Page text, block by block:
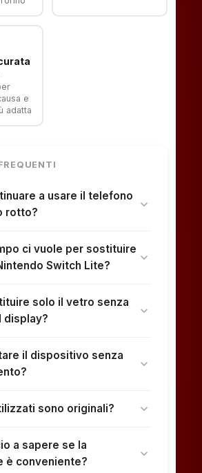
e
adatta
a usare il telefono
rotto?
expand_more
ci vuole per sostituire
Switch Lite?
expand_more
solo il vetro senza
display?
expand_more
il dispositivo senza
expand_more
sono originali? expand_more
a sapere se la
è conveniente?
expand_more